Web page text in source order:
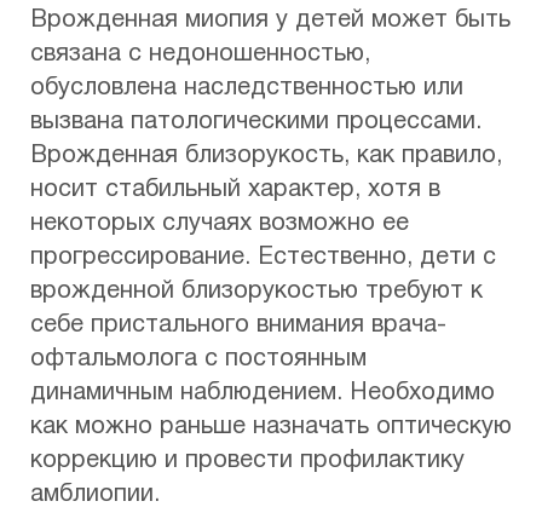
Врожденная миопия у детей может быть
связана с недоношенностью,
обусловлена наследственностью или
вызвана патологическими процессами.
Врожденная близорукость, как правило,
носит стабильный характер, хотя в
некоторых случаях возможно ее
прогрессирование. Естественно, дети с
врожденной близорукостью требуют к
себе пристального внимания врача-
офтальмолога с постоянным
динамичным наблюдением. Необходимо
как можно раньше назначать оптическую
коррекцию и провести профилактику
амблиопии.